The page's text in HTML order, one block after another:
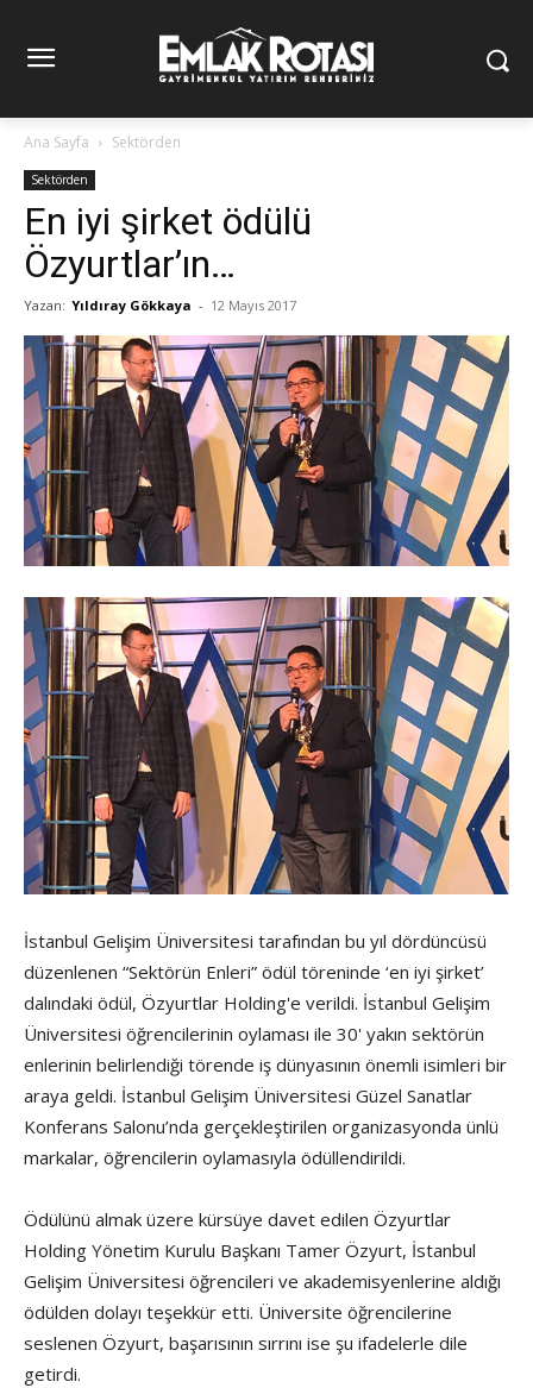
Ana Sayfa Sektörden
Sektörden
En iyi şirket ödülü
Özyurtlar’ın…
Yazan: Yıldıray Gökkaya - 12 Mayıs 2017
İstanbul Gelişim Üniversitesi tarafından bu yıl dördüncüsü
düzenlenen “Sektörün Enleri” ödül töreninde ‘en iyi şirket’
dalındaki ödül, Özyurtlar Holding'e verildi. İstanbul Gelişim
Üniversitesi öğrencilerinin oylaması ile 30' yakın sektörün
enlerinin belirlendiği törende iş dünyasının önemli isimleri bir
araya geldi. İstanbul Gelişim Üniversitesi Güzel Sanatlar
Konferans Salonu’nda gerçekleştirilen organizasyonda ünlü
markalar, öğrencilerin oylamasıyla ödüllendirildi.
Ödülünü almak üzere kürsüye davet edilen Özyurtlar
Holding Yönetim Kurulu Başkanı Tamer Özyurt, İstanbul
Gelişim Üniversitesi öğrencileri ve akademisyenlerine aldığı
ödülden dolayı teşekkür etti. Üniversite öğrencilerine
seslenen Özyurt, başarısının sırrını ise şu ifadelerle dile
getirdi.